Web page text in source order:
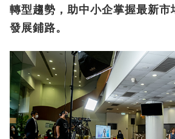
轉型趨勢，助中小企掌握最新市
發展鋪路。